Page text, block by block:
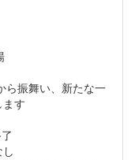
ら振舞い、新たな一
す